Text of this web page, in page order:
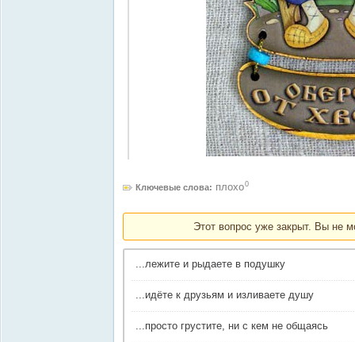
Ключевые слова: плохо0
Этот вопрос уже закрыт. Вы не
...лежите и рыдаете в подушку
...идёте к друзьям и изливаете душу
...просто грустите, ни с кем не общаясь